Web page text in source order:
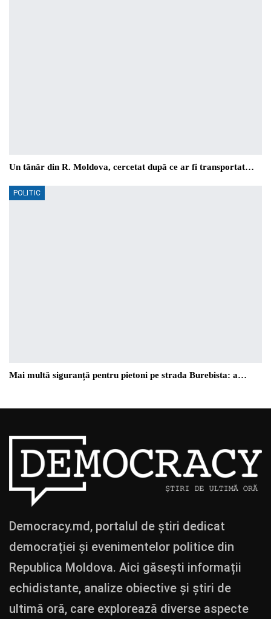
Un tânăr din R. Moldova, cercetat după ce ar fi transportat…
POLITIC
Mai multă siguranță pentru pietoni pe strada Burebista: a…
Democracy.md, portalul de știri dedicat
democrației și evenimentelor politice din
Republica Moldova. Aici găsești informații
echidistante, analize obiective și știri de
ultimă oră, care explorează diverse aspecte